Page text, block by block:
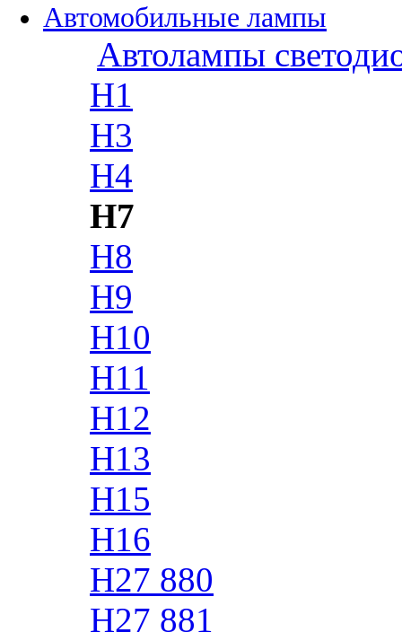
Автомобильные лампы
Автолампы
H1
H3
H4
H7
H8
H9
H10
H11
H12
H13
H15
H16
H27 880
H27 881